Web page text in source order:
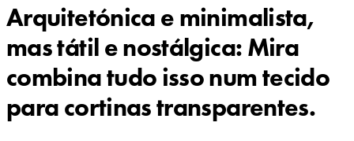
Arquitetónica e minimalista,
mas tátil e nostálgica: Mira
combina tudo isso num tecido
para cortinas transparentes.